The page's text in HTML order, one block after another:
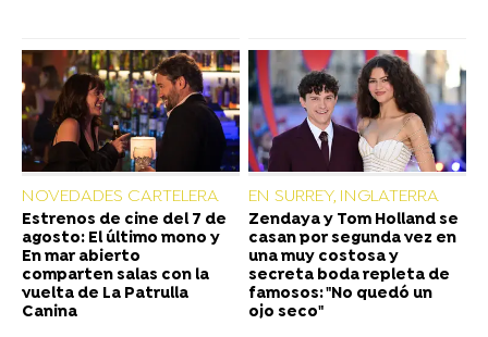
NOVEDADES CARTELERA
Estrenos de cine del 7 de
agosto: El último mono y
En mar abierto
comparten salas con la
vuelta de La Patrulla
Canina
EN SURREY, INGLATERRA
Zendaya y Tom Holland se
casan por segunda vez en
una muy costosa y
secreta boda repleta de
famosos: "No quedó un
ojo seco"